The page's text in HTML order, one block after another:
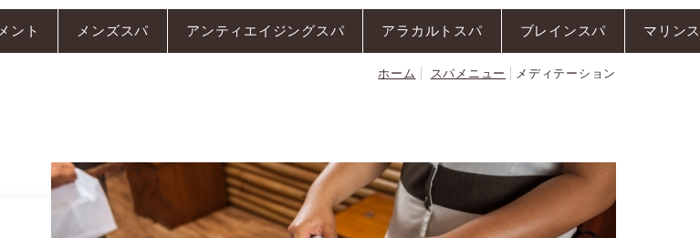
ント メンズスパ アンティエイジングスパ アラカルトスパ ブレインスパ マリン
ホーム スパメニュー メディテーション